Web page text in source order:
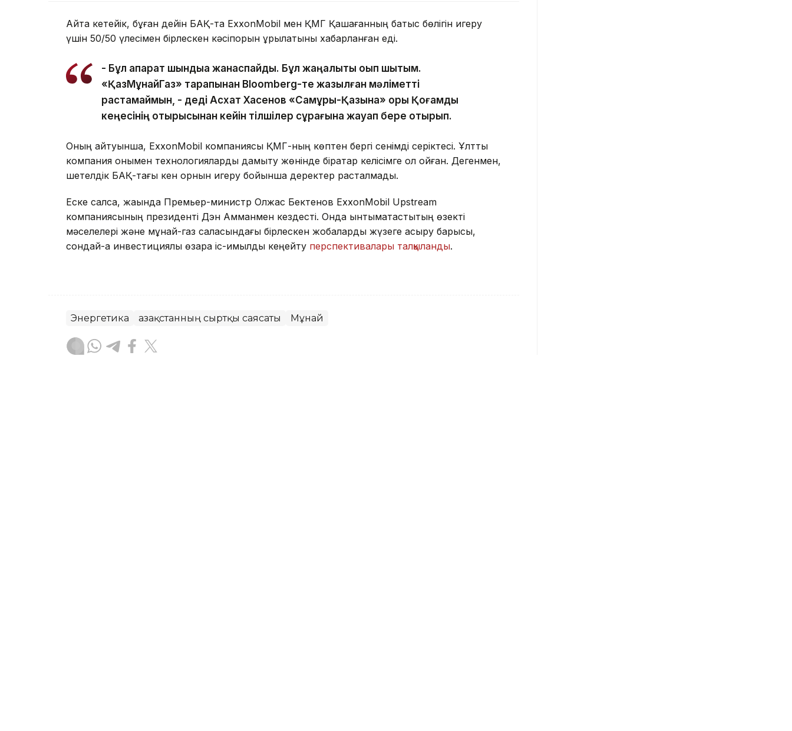
Айта кетейік, бұған дейін БАҚ-та ExxonMobil мен ҚМГ Қашағанның батыс бөлігін игеру
үшін 50/50 үлесімен бірлескен кәсіпорын құрылатыны хабарланған еді.
- Бұл ақпарат шындыққа жанаспайды. Бұл жаңалықты оқып шықтым.
«ҚазМұнайГаз» тарапынан Bloomberg-те жазылған мәліметті
растамаймын, - деді Асхат Хасенов «Самұрық-Қазына» қоры Қоғамдық
кеңесінің отырысынан кейін тілшілер сұрағына жауап бере отырып.
Оның айтуынша, ExxonMobil компаниясы ҚМГ-ның көптен бергі сенімді серіктесі. Ұлттық
компания онымен технологияларды дамыту жөнінде бірқатар келісімге қол қойған. Дегенмен,
шетелдік БАҚ-тағы кен орнын игеру бойынша деректер расталмады.
Еске салсақ, жақында Премьер-министр Олжас Бектенов ExxonMobil Upstream
компаниясының президенті Дэн Амманмен кездесті. Онда ынтымақтастықтың өзекті
мәселелері және мұнай-газ саласындағы бірлескен жобаларды жүзеге асыру барысы,
сондай-ақ инвестициялық өзара іс-қимылды кеңейту перспективалары талқыланды.
Энергетика Қазақстанның сыртқы саясаты Мұнай